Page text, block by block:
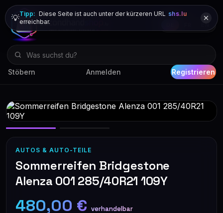
Stöbern Anmelden Registrieren
💡Tipp: Diese Seite ist auch unter der kürzeren URL shs.lu
erreichbar.
AUTOS & AUTO-TEILE
Sommerreifen Bridgestone
Alenza 001 285/40R21 109Y
480,00 € verhandelbar